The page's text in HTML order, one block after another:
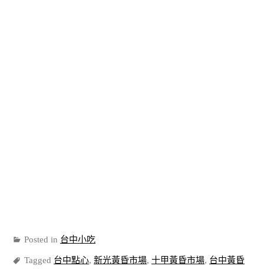
Posted in 台中小吃
Tagged 台中點心, 新光黃昏市場, 十甲黃昏市場, 台中黃昏